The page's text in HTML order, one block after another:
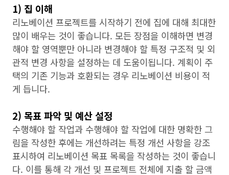
1) 집 이해
리노베이션 프로젝트를 시작하기 전에 집에 대해 최대한
많이 배우는 것이 좋습니다. 모든 장점을 이해하면 변경
해야 할 영역뿐만 아니라 변경해야 할 특정 구조적 및 외
관적 변경 사항을 설정하는 데 도움이됩니다. 계획이 주
택의 기존 기능과 호환되는 경우 리노베이션 비용이 적
게 듭니다.
2) 목표 파악 및 예산 설정
수행해야 할 작업과 수행해야 할 작업에 대한 명확한 그
림을 작성한 후에는 개선하려는 특정 개선 사항을 강조
표시하여 리노베이션 목표 목록을 작성하는 것이 좋습니
다. 이를 통해 각 개선 및 프로젝트 전체에 지출 할 금액